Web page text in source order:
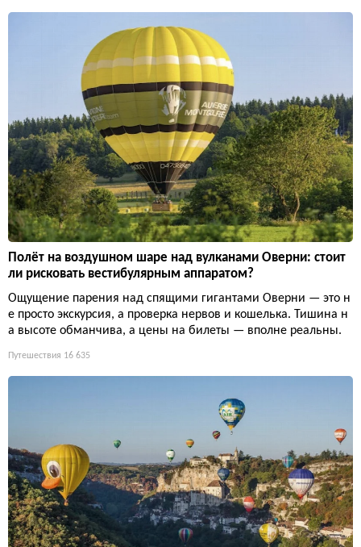
Полёт на воздушном шаре над вулканами Оверни: стоит
ли рисковать вестибулярным аппаратом?
Ощущение парения над спящими гигантами Оверни — это н
е просто экскурсия, а проверка нервов и кошелька. Тишина н
а высоте обманчива, а цены на билеты — вполне реальны.
Путешествия 16 635